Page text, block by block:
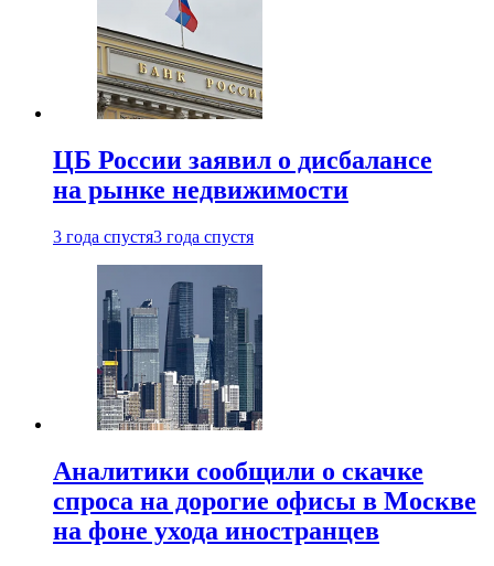
ЦБ России заявил о дисбалансе
на рынке недвижимости
3 года спустя3 года спустя
Аналитики сообщили о скачке
спроса на дорогие офисы в Москве
на фоне ухода иностранцев